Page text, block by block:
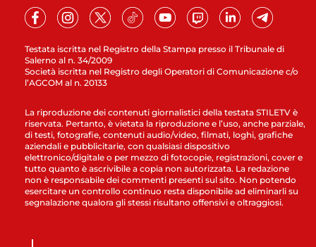
Testata iscritta nel Registro della Stampa presso il Tribunale di
Salerno al n. 34/2009
Società iscritta nel Registro degli Operatori di Comunicazione c/o
l’AGCOM al n. 20133
La riproduzione dei contenuti giornalistici della testata STILETV è
riservata. Pertanto, è vietata la riproduzione e l’uso, anche parziale,
di testi, fotografie, contenuti audio/video, filmati, loghi, grafiche
aziendali e pubblicitarie, con qualsiasi dispositivo
elettronico/digitale o per mezzo di fotocopie, registrazioni, cover e
tutto quanto è ascrivibile a copia non autorizzata. La redazione
non è responsabile dei commenti presenti sul sito. Non potendo
esercitare un controllo continuo resta disponibile ad eliminarli su
segnalazione qualora gli stessi risultano offensivi e oltraggiosi.